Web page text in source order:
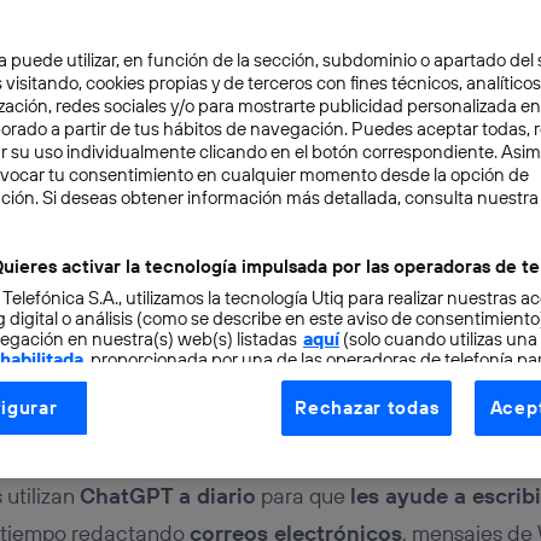
ARTIFICIAL 6 min
de ChatGPT en
o curriculum vitae
utilizan ChatGPT a diario para que les ayude a
redactandocorreos electrónicos, mensajes
puede utilizar, en función de la sección, subdominio o apartado del
visitando, cookies propias y de terceros con fines técnicos,
redes sociales y/o para mostrarte publicidad personalizada
a partir de tus hábitos de navegación. Puedes aceptar todas,
su uso individualmente clicando en el botón correspondiente.
tu consentimiento en cualquier momento desde la opción de
Si deseas obtener información más detallada, consulta nuestra
activar la tecnología impulsada por las operadoras de
S.A., utilizamos la tecnología Utiq para realizar nuestras
digital o análisis (como se describe en este aviso de
en nuestra(s) web(s) listadas aquí(solo cuando utilizas una
, proporcionada por una de las operadoras de telefonía
consentimiento en cada página web).
Utiq está diseñada con la privacidad como prioridad
tu dirección IP y otra información de la cuenta de cliente de
a la conexión que utilizas (p. ej., número de teléfono móvil).
Rechazar todas